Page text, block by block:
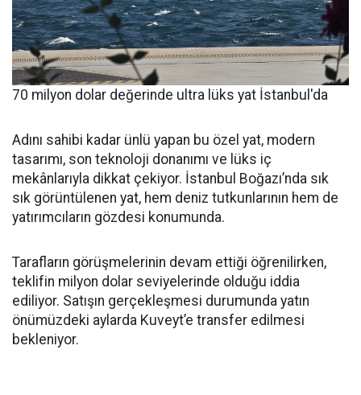
70 milyon dolar değerinde ultra lüks yat İstanbul'da
Adını sahibi kadar ünlü yapan bu özel yat, modern
tasarımı, son teknoloji donanımı ve lüks iç
mekânlarıyla dikkat çekiyor. İstanbul Boğazı’nda sık
sık görüntülenen yat, hem deniz tutkunlarının hem de
yatırımcıların gözdesi konumunda.
Tarafların görüşmelerinin devam ettiği öğrenilirken,
teklifin milyon dolar seviyelerinde olduğu iddia
ediliyor. Satışın gerçekleşmesi durumunda yatın
önümüzdeki aylarda Kuveyt’e transfer edilmesi
bekleniyor.